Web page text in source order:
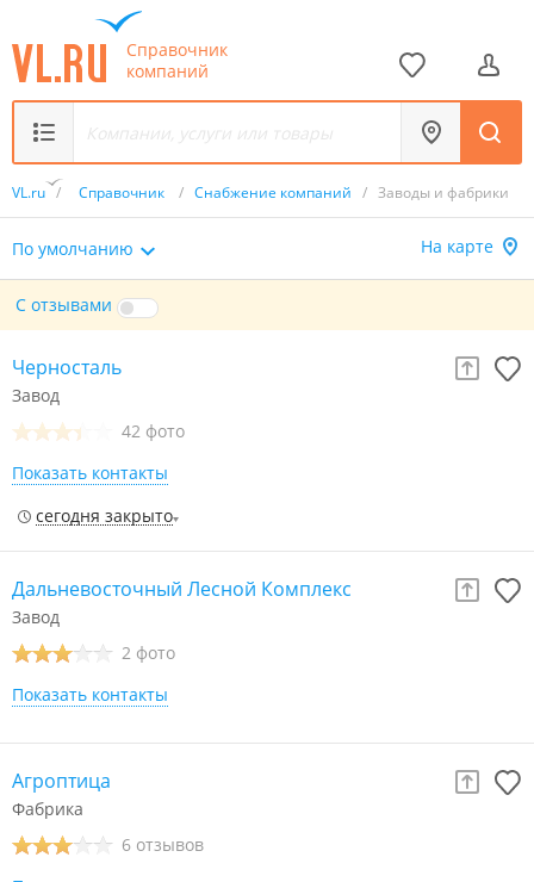
Справочник
компаний
VL.ru / Справочник / Снабжение компаний / Заводы и фабрики
По умолчанию На карте
С отзывами
Черносталь
Завод
42 фото
Показать контакты
сегодня закрыто
Дальневосточный Лесной Комплекс
Завод
2 фото
Показать контакты
Агроптица
Фабрика
6 отзывов